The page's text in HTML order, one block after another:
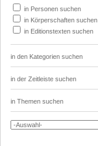
in Personen suchen
in Körperschaften suchen
in Editionstexten suchen
in den Kategorien suchen
in der Zeitleiste suchen
in Themen suchen